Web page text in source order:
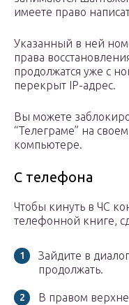
имеете право
Указанный в ней
права
продолжатся уже с
перекрыт IP-адрес.
Вы можете
“Телеграме” на
компьютере.
С телефона
Чтобы кинуть в ЧС
телефонной книге,
Зайдите в
продолжать.
В правом